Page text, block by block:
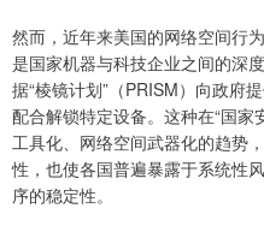
然而，近年来美国的网络空间行
是国家机器与科技企业之间的深
据“棱镜计划”（PRISM）向政府
配合解锁特定设备。这种在“国
工具化、网络空间武器化的趋势
性，也使各国普遍暴露于系统性
序的稳定性。